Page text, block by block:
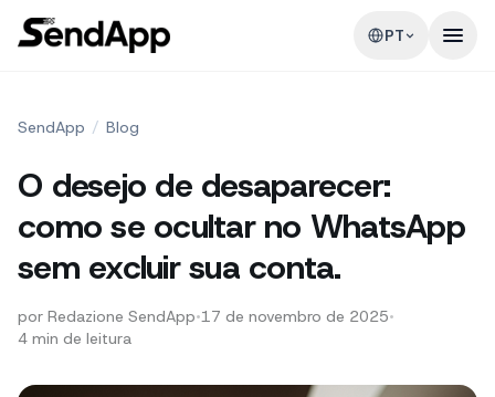
PT
SendApp / Blog
O desejo de desaparecer:
como se ocultar no WhatsApp
sem excluir sua conta.
por Redazione SendApp•17 de novembro de 2025•
4 min de leitura